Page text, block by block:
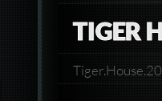
TIGER